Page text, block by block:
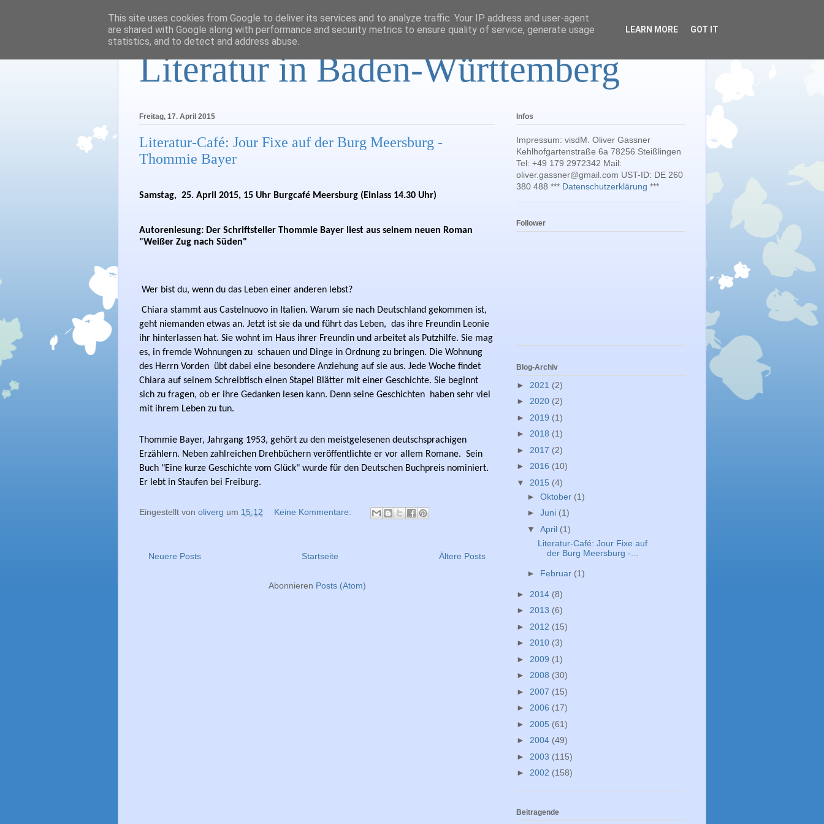
Literatur in Baden-Württemberg
Freitag, 17. April 2015
Literatur-Café: Jour Fixe auf der Burg Meersburg -
Thommie Bayer
Samstag,  25. April 2015, 15 Uhr Burgcafé Meersburg (Einlass 14.30 Uhr)
Autorenlesung: Der Schriftsteller Thommie Bayer liest aus seinem neuen Roman
"Weißer Zug nach Süden"
Wer bist du, wenn du das Leben einer anderen lebst?
Chiara stammt aus Castelnuovo in Italien. Warum sie nach Deutschland gekommen ist,
geht niemanden etwas an. Jetzt ist sie da und führt das Leben, das ihre Freundin Leonie
ihr hinterlassen hat. Sie wohnt im Haus ihrer Freundin und arbeitet als Putzhilfe. Sie mag
es, in fremde Wohnungen zu schauen und Dinge in Ordnung zu bringen. Die Wohnung
des Herrn Vorden übt dabei eine besondere Anziehung auf sie aus. Jede Woche findet
Chiara auf seinem Schreibtisch einen Stapel Blätter mit einer Geschichte. Sie beginnt
sich zu fragen, ob er ihre Gedanken lesen kann. Denn seine Geschichten
haben sehr viel
mit ihrem Leben zu tun.
Thommie Bayer, Jahrgang 1953, gehört zu den meistgelesenen deutschsprachigen
Erzählern. Neben zahlreichen Drehbüchern veröffentlichte er vor allem Romane.  Sein
Buch "Eine kurze Geschichte vom Glück" wurde für den Deutschen Buchpreis nominiert.
Er lebt in Staufen bei Freiburg.
Eingestellt von oliverg um 15:12 Keine Kommentare:
Neuere Posts Ältere Posts
Startseite
Abonnieren Posts (Atom)
Infos
Impressum: visdM. Oliver Gassner
Kehlhofgartenstraße 6a 78256 Steißlingen
Tel: +49 179 2972342 Mail:
oliver.gassner@gmail.com UST-ID: DE 260
380 488 *** Datenschutzerklärung ***
Follower
Blog-Archiv
► 2021 (2)
► 2020 (2)
► 2019 (1)
► 2018 (1)
► 2017 (2)
► 2016 (10)
▼ 2015 (4)
► Oktober (1)
► Juni (1)
▼ April (1)
Literatur-Café: Jour Fixe auf
der Burg Meersburg -...
► Februar (1)
► 2014 (8)
► 2013 (6)
► 2012 (15)
► 2010 (3)
► 2009 (1)
► 2008 (30)
► 2007 (15)
► 2006 (17)
► 2005 (61)
► 2004 (49)
► 2003 (115)
► 2002 (158)
Beitragende
This site uses cookies from Google to deliver its services and to analyze traffic. Your IP address and user-agent
are shared with Google along with performance and security metrics to ensure quality of service, generate usage
statistics, and to detect and address abuse.
LEARN MORE GOT IT